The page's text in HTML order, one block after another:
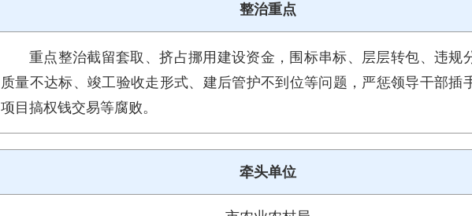
整治重点
重点整治截留套取、挤占挪用建设资金，围标串标、层层转包、违规
质量不达标、竣工验收走形式、建后管护不到位等问题，严惩领导干部插
项目搞权钱交易等腐败。
牵头单位